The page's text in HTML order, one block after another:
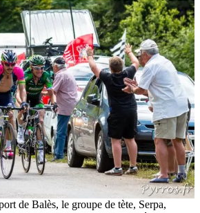
de Balès, le groupe de tète, Serpa,